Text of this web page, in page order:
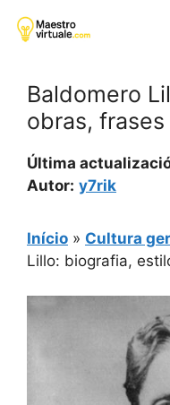
para
Baldomero
obras, frases
Última
Autor: y7rik
Início » Cultura
Lillo: biografia,